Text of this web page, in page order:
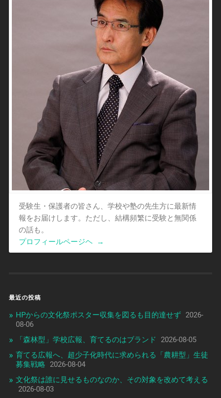
受験生・保護者の皆さん、学校や塾の先生方に最新情
報をお届けします。ただし、結構頻繁に受験と無関係
の話も。
プロフィールページヘ
→
最近の投稿
HPからの文化祭ポスター収集を図るも目的達せず 2026-
08-06
「森林型」学校広報、育てるのはブランド
2026-08-05
育てる広報へ、超少子化時代に求められる「農耕型」生徒
募集戦略
2026-08-04
文化祭は誰に見せるものなのか、その対象を改めて考える
2026-08-03